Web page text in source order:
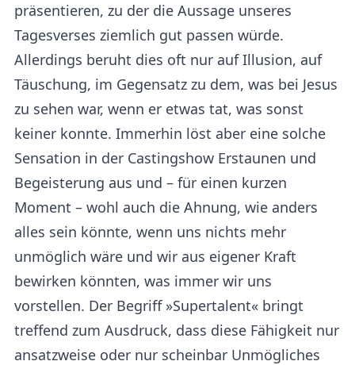
präsentieren, zu der die Aussage unseres
Tagesverses ziemlich gut passen würde.
Allerdings beruht dies oft nur auf Illusion, auf
Täuschung, im Gegensatz zu dem, was bei Jesus
zu sehen war, wenn er etwas tat, was sonst
keiner konnte. Immerhin löst aber eine solche
Sensation in der Castingshow Erstaunen und
Begeisterung aus und – für einen kurzen
Moment – wohl auch die Ahnung, wie anders
alles sein könnte, wenn uns nichts mehr
unmöglich wäre und wir aus eigener Kraft
bewirken könnten, was immer wir uns
vorstellen. Der Begriff »Supertalent« bringt
treffend zum Ausdruck, dass diese Fähigkeit nur
ansatzweise oder nur scheinbar Unmögliches